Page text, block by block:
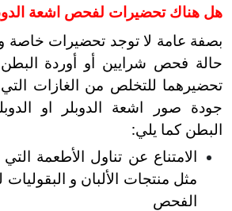
هل هناك تحضيرات لفحص اشعة
بصفة عامة لا توجد تحضيرات
حالة فحص شرايين أو أوردة
تحضيرهما للتخلص من الغازات
جودة صور اشعة الدوبلر او
البطن كما يلي:
الامتناع عن تناول الأطعمة
الفحص